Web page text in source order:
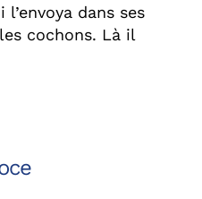
dans ses
cochons. Là il